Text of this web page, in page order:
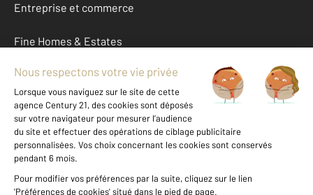
Entreprise et commerce
Fine Homes & Estates
À propos
International
Nous contacter